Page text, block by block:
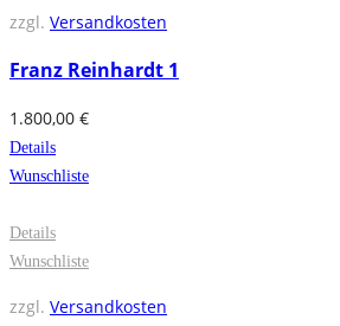
zzgl. Versandkosten
Franz Reinhardt 1
1.800,00 €
Details
Wunschliste
Details
Wunschliste
zzgl. Versandkosten